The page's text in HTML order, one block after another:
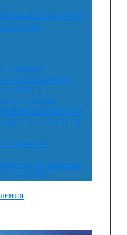
на 2022 год. Вид
(Версия WKC)
WKC)
категория».
ПО
ДЕЯТЕЛЬНОСТИ
Правила
к правилам
и КАТА